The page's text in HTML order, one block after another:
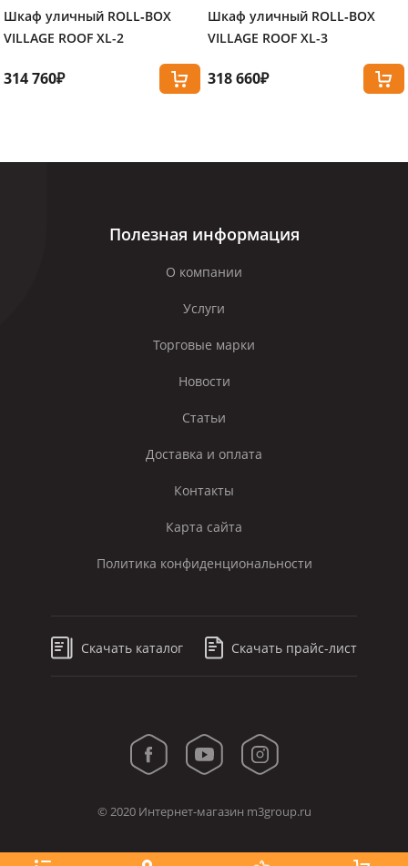
Шкаф уличный ROLL‑BOX
VILLAGE ROOF XL-2
314 760₽
Шкаф уличный ROLL‑BOX
VILLAGE ROOF XL-3
318 660₽
Полезная информация
О компании
Услуги
Торговые марки
Новости
Статьи
Доставка и оплата
Контакты
Карта сайта
Политика конфиденциональности
Скачать каталог Скачать прайс-лист
© 2020 Интернет-магазин m3group.ru